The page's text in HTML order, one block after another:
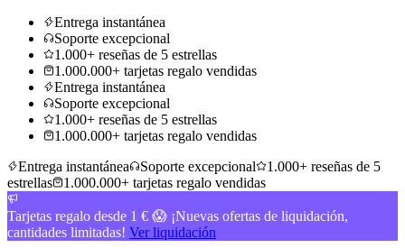
Entrega instantánea
Soporte excepcional
1.000+ reseñas de 5 estrellas
1.000.000+ tarjetas regalo vendidas
Entrega instantánea
Soporte excepcional
1.000+ reseñas de 5 estrellas
1.000.000+ tarjetas regalo vendidas
Entrega instantánea
Soporte excepcional
1.000+ reseñas de 5
estrellas
1.000.000+ tarjetas regalo vendidas
Tarjetas regalo desde 1 € 😱 ¡Nuevas ofertas de liquidación,
cantidades limitadas! Ver liquidación